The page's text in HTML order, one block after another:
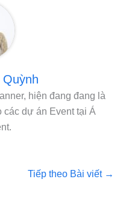
hiện đang đang là
dự án Event tại Á
Tiếp theo Bài viết →